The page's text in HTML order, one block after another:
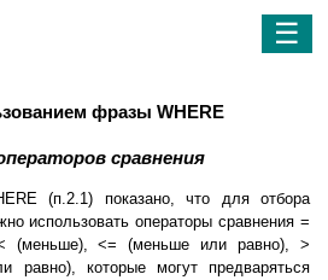
☰
фразы WHERE
сравнения
(п.2.1) показано, что для отбора
использовать операторы сравнения =
(меньше), <= (меньше или равно), >
равно), которые могут предваряться